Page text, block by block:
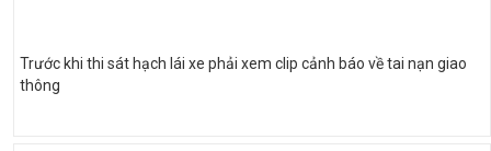
Trước khi thi sát hạch lái xe phải xem clip cảnh báo về tai nạn giao
thông